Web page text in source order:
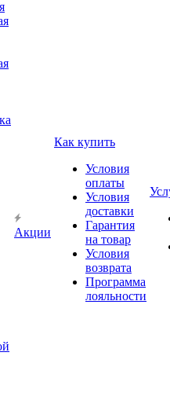
Акции
Как купить
Условия
оплаты
Условия
доставки
Гарантия
на товар
Условия
возврата
Программа
лояльности